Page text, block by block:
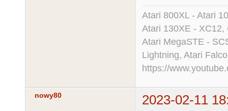
Atari 800XL - Atari
Atari 130XE - XC12,
Atari MegaSTE -
Lightning, Atari
https://
nowy80 2023-02-11